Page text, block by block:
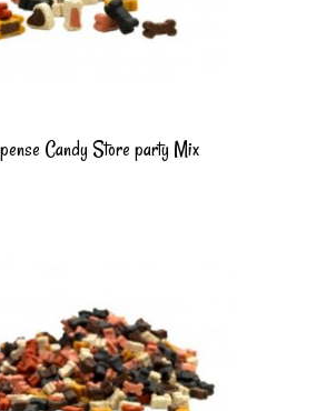
Candy Store party Mix